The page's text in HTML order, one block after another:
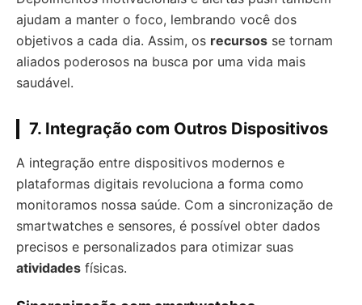
ajudam a manter o foco, lembrando você dos
objetivos a cada dia. Assim, os recursos se tornam
aliados poderosos na busca por uma vida mais
saudável.
7. Integração com Outros Dispositivos
A integração entre dispositivos modernos e
plataformas digitais revoluciona a forma como
monitoramos nossa saúde. Com a sincronização de
smartwatches e sensores, é possível obter dados
precisos e personalizados para otimizar suas
atividades físicas.